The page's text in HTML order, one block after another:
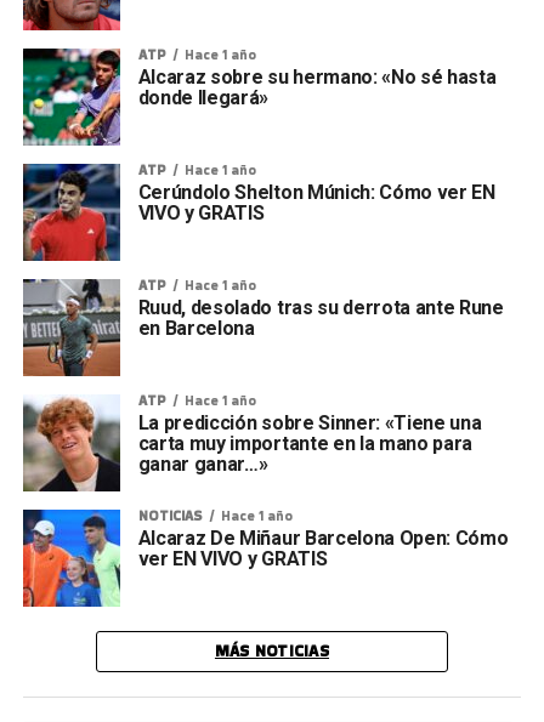
ATP Hace 1 año
Alcaraz sobre su hermano: «No sé hasta
donde llegará»
ATP Hace 1 año
Cerúndolo Shelton Múnich: Cómo ver EN
VIVO y GRATIS
ATP Hace 1 año
Ruud, desolado tras su derrota ante Rune
en Barcelona
ATP Hace 1 año
La predicción sobre Sinner: «Tiene una
carta muy importante en la mano para
ganar ganar…»
NOTICIAS Hace 1 año
Alcaraz De Miñaur Barcelona Open: Cómo
ver EN VIVO y GRATIS
MÁS NOTICIAS